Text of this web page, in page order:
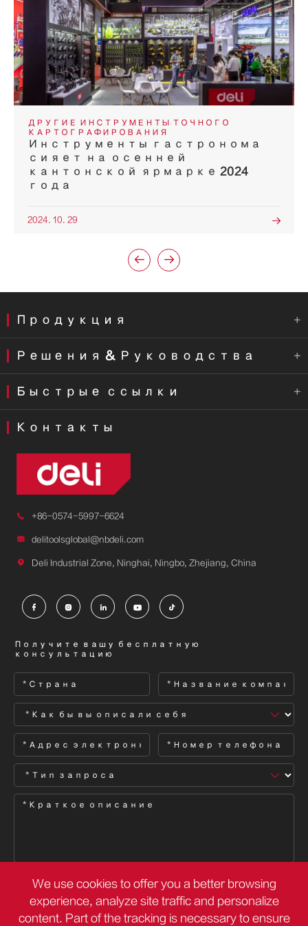
ДРУГИЕ ИНСТРУМЕНТЫ ТОЧНОГО
КАРТОГРАФИРОВАНИЯ
Инструменты гастронома
сияет на осенней
кантонской ярмарке 2024
года
2024. 10. 29 
 
Продукция 
Решения & Руководства 
Быстрые ссылки 
Контакты
 +86-0574-5997-6624
 delitoolsglobal@nbdeli.com
 Deli Industrial Zone, Ninghai, Ningbo, Zhejiang, China
    
Получите вашу бесплатную
консультацию

We use cookies to offer you a better browsing
experience, analyze site traffic and personalize
content. Part of the tracking is necessary to ensure